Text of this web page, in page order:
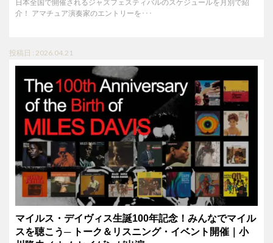
日本全国で開催されるジャズフェスティバルのスケジュールを月別で紹
介！ アマチュア演奏家のエントリーを･･･
投稿日 : 2026.04.21
マイルス・デイヴィス生誕100年記念！みんなでマイル
スを聴こう─ トーク＆リスニング・イベント開催｜小